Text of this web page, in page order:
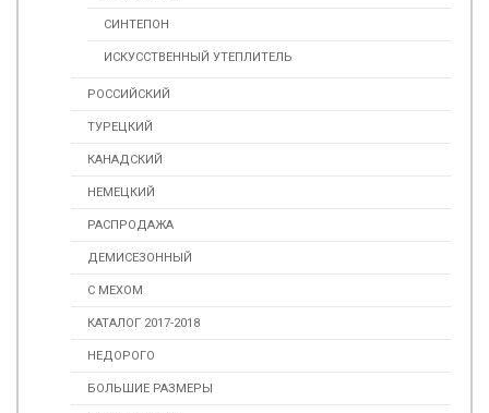
СИНТЕПОН
ИСКУССТВЕННЫЙ УТЕПЛИТЕЛЬ
РОССИЙСКИЙ
ТУРЕЦКИЙ
КАНАДСКИЙ
НЕМЕЦКИЙ
РАСПРОДАЖА
ДЕМИСЕЗОННЫЙ
С МЕХОМ
КАТАЛОГ 2017-2018
НЕДОРОГО
БОЛЬШИЕ РАЗМЕРЫ